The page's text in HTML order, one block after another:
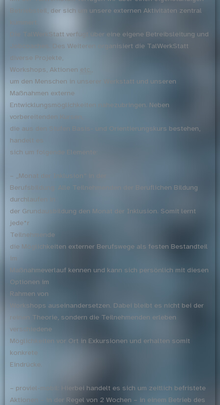
Betriebsteil, der sich um unsere externen Aktivitäten zentral
Die TalWerkStatt verfügt über eine eigene Betreibsleitung und
Jobcoaches. Des Weiteren organisiert die TalWerkStatt
diverse Projekte,
Workshops, Aktionen etc.
um den Menschen in unserer Werkstatt und unseren
Maßnahmen externe
Entwicklungsmöglichkeiten nahezubringen. Neben
vorbereitenden Kursen,
die aus den Stufen Basis- und Orientierungskurs bestehen,
handelt es
sich um folgende Elemente:
– „Monat der Inklusion“ in der
Berufsbildung: Alle Teilnehmenden der Beruflichen Bildung
durchlaufen in
der Grundausbildung den Monat der Inklusion. Somit lernt
jede*r
Teilnehmende
die Möglichkeiten externer Berufswege als festen Bestandteil
im
Maßnahmeverlauf kennen und kann sich persönlich mit diesen
Optionen im
Rahmen von
Workshops auseinandersetzen. Dabei bleibt es nicht bei der
reinen Theorie, sondern die Teilnehmenden erleben
verschiedene
Möglichkeiten vor Ort in Exkursionen und erhalten somit
konkrete
Eindrücke.
– proviel-mobil: Hierbei handelt es sich um zeitlich befristete
Aktionen – in der Regel von 2 Wochen – in einem Betrieb des